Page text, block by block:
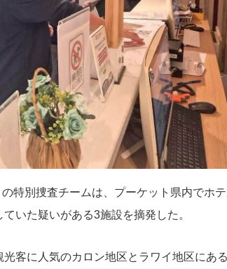
特別捜査チームは、プーケット県内でホ
いた疑いがある3施設を摘発した。
客に人気のカロン地区とラワイ地区にあ